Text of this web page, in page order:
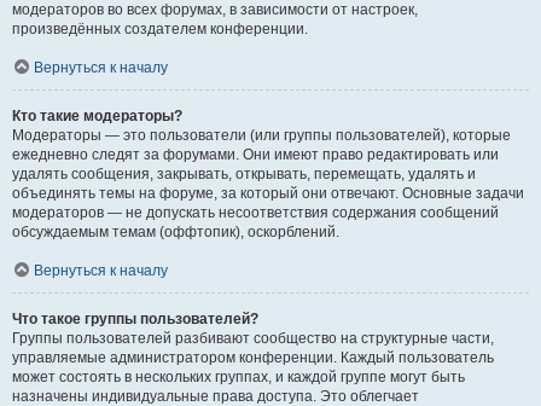
модераторов во всех форумах, в зависимости от настроек,
произведённых создателем конференции.
Вернуться к началу
Кто такие модераторы?
Модераторы — это пользователи (или группы пользователей), которые
ежедневно следят за форумами. Они имеют право редактировать или
удалять сообщения, закрывать, открывать, перемещать, удалять и
объединять темы на форуме, за который они отвечают. Основные задачи
модераторов — не допускать несоответствия содержания сообщений
обсуждаемым темам (оффтопик), оскорблений.
Вернуться к началу
Что такое группы пользователей?
Группы пользователей разбивают сообщество на структурные части,
управляемые администратором конференции. Каждый пользователь
может состоять в нескольких группах, и каждой группе могут быть
назначены индивидуальные права доступа. Это облегчает